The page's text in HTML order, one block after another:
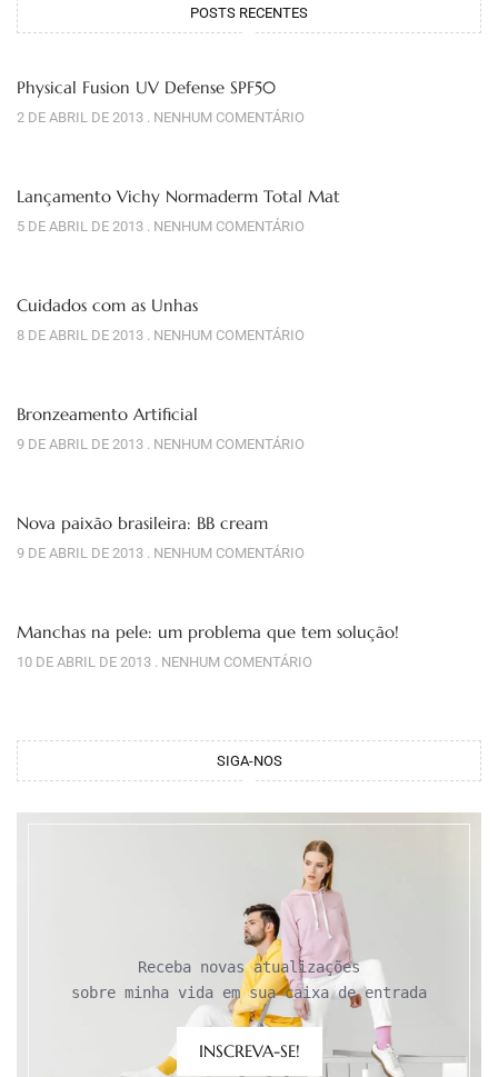
POSTS RECENTES
Physical Fusion UV Defense SPF50
2 DE ABRIL DE 2013 NENHUM COMENTÁRIO
Lançamento Vichy Normaderm Total Mat
5 DE ABRIL DE 2013 NENHUM COMENTÁRIO
Cuidados com as Unhas
8 DE ABRIL DE 2013 NENHUM COMENTÁRIO
Bronzeamento Artificial
9 DE ABRIL DE 2013 NENHUM COMENTÁRIO
Nova paixão brasileira: BB cream
9 DE ABRIL DE 2013 NENHUM COMENTÁRIO
Manchas na pele: um problema que tem solução!
10 DE ABRIL DE 2013 NENHUM COMENTÁRIO
SIGA-NOS
Receba novas atualizações
sobre minha vida em sua caixa de entrada
INSCREVA-SE!